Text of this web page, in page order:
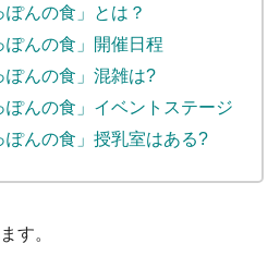
んの食」とは？
んの食」開催日程
んの食」混雑は?
んの食」イベントステージ
んの食」授乳室はある?
す。